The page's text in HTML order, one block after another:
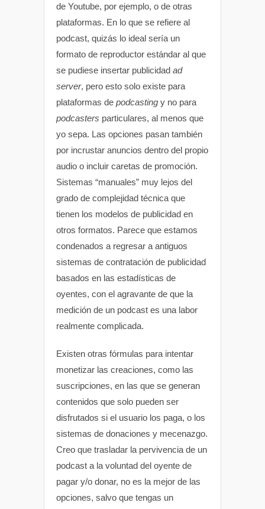
de Youtube, por ejemplo, o de otras
plataformas. En lo que se refiere al
podcast, quizás lo ideal sería un
formato de reproductor estándar al que
se pudiese insertar publicidad ad
server, pero esto solo existe para
plataformas de podcasting y no para
podcasters particulares, al menos que
yo sepa. Las opciones pasan también
por incrustar anuncios dentro del propio
audio o incluir caretas de promoción.
Sistemas “manuales” muy lejos del
grado de complejidad técnica que
tienen los modelos de publicidad en
otros formatos. Parece que estamos
condenados a regresar a antiguos
sistemas de contratación de publicidad
basados en las estadísticas de
oyentes, con el agravante de que la
medición de un podcast es una labor
realmente complicada.
Existen otras fórmulas para intentar
monetizar las creaciones, como las
suscripciones, en las que se generan
contenidos que solo pueden ser
disfrutados si el usuario los paga, o los
sistemas de donaciones y mecenazgo.
Creo que trasladar la pervivencia de un
podcast a la voluntad del oyente de
pagar y/o donar, no es la mejor de las
opciones, salvo que tengas un